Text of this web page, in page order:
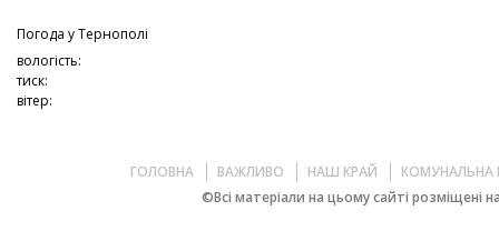
Погода уТернополі
вологість:
тиск:
вітер:
ГОЛОВНА ВАЖЛИВО НАШ КРАЙ
КОМУНАЛЬНА
©Всі матеріали на цьому сайті розміщені